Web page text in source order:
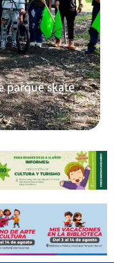
parque skate